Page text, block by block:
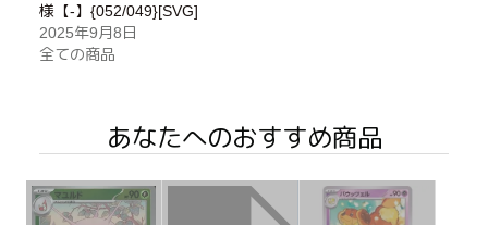
様【-】{052/049}[SVG]
2025年9月8日
全ての商品
あなたへのおすすめ商品